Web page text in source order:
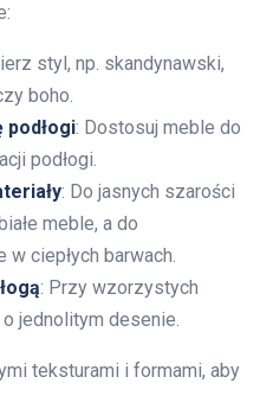
styl, np. skandynawski,
boho.
podłogi: Dostosuj meble do
podłogi.
: Do jasnych szarości
meble, a do
ciepłych barwach.
: Przy wzorzystych
jednolitym desenie.
teksturami i formami, aby